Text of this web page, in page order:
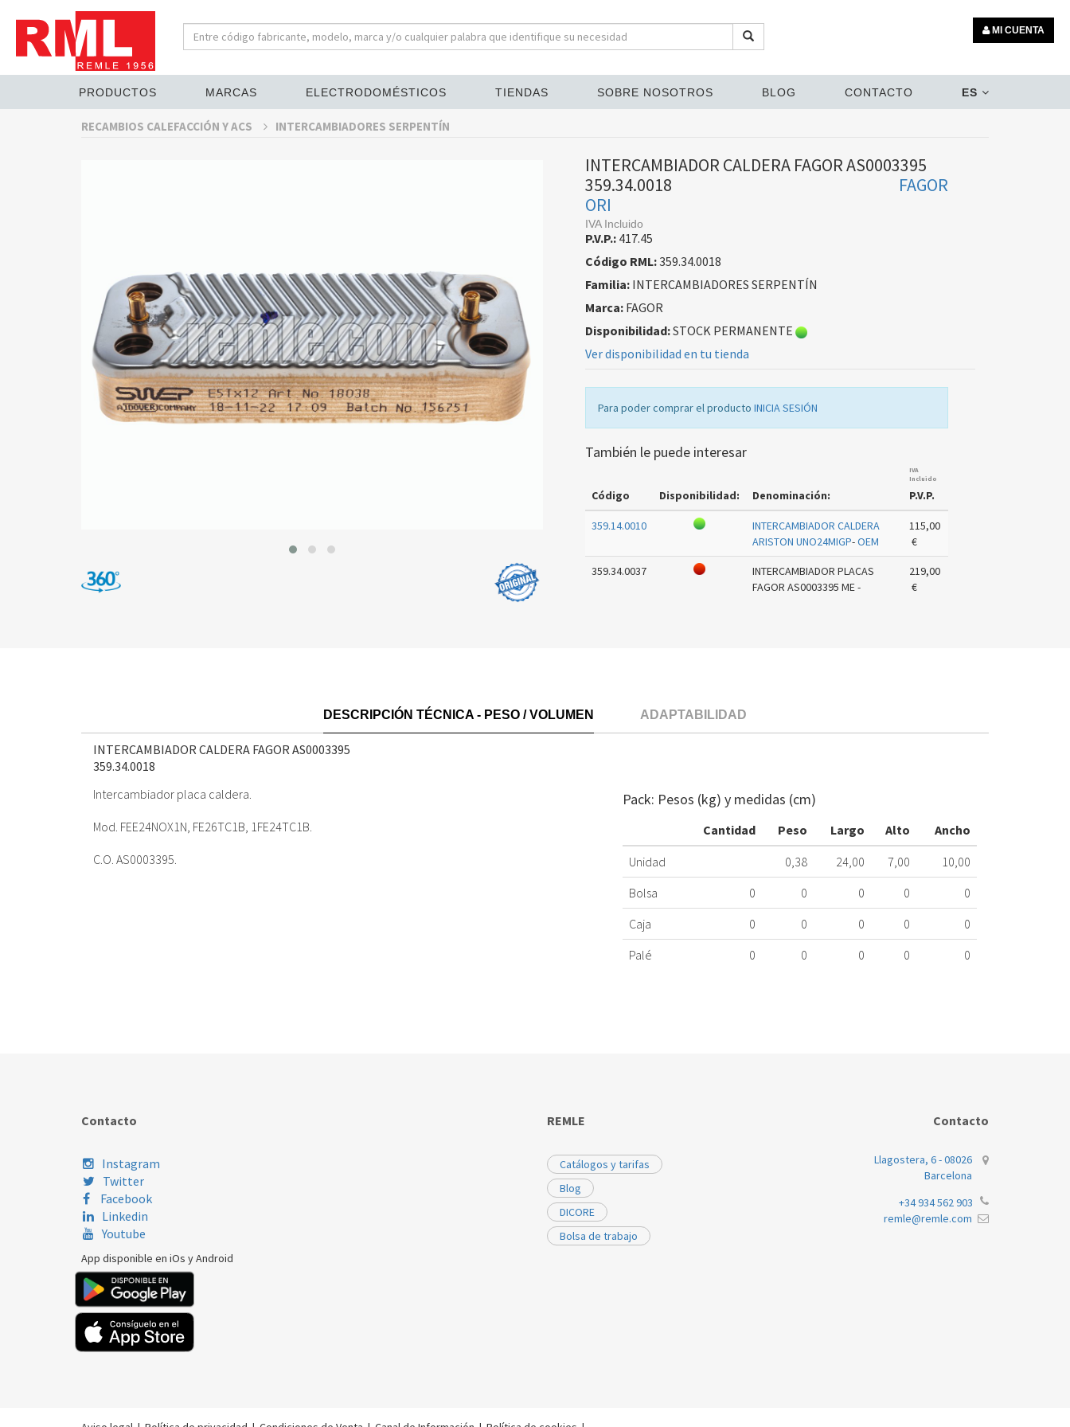
MI CUENTA
PRODUCTOS MARCAS ELECTRODOMÉSTICOS TIENDAS SOBRE NOSOTROS BLOG CONTACTO ES
RECAMBIOS CALEFACCIÓN Y ACS INTERCAMBIADORES SERPENTÍN
INTERCAMBIADOR CALDERA FAGOR AS0003395
359.34.0018
FAGOR
ORI
IVA Incluido
P.V.P.: 417.45
Código RML:359.34.0018
Familia:INTERCAMBIADORES SERPENTÍN
Marca:FAGOR
Disponibilidad:STOCK PERMANENTE
Ver disponibilidad en tu tienda
Para poder comprar el producto INICIA SESIÓN
También le puede interesar
Código Disponibilidad: Denominación:
IVA
Incluido
P.V.P.
359.14.0010
INTERCAMBIADOR CALDERA
ARISTON UNO24MIGP-OEM
115,00
€
359.34.0037
INTERCAMBIADOR PLACAS
FAGOR AS0003395 ME -
219,00
€
DESCRIPCIÓN TÉCNICA - PESO / VOLUMEN ADAPTABILIDAD
INTERCAMBIADOR CALDERA FAGOR AS0003395
359.34.0018
Intercambiador placa caldera.
Mod. FEE24NOX1N, FE26TC1B, 1FE24TC1B.
C.O. AS0003395.
Pack: Pesos (kg) y medidas (cm)
Cantidad Peso Largo Alto
Ancho
Unidad
0,38 24,00 7,00
10,00
Bolsa
0 0 0 0
0
Caja
0 0 0 0
0
Palé
0 0 0 0 0
Contacto
Instagram
Twitter
Facebook
Linkedin
Youtube
App disponible en iOs y Android
REMLE
Catálogos y tarifas
Blog
DICORE
Bolsa de trabajo
Contacto
Llagostera, 6 - 08026
Barcelona
+34 934 562 903
remle@remle.com